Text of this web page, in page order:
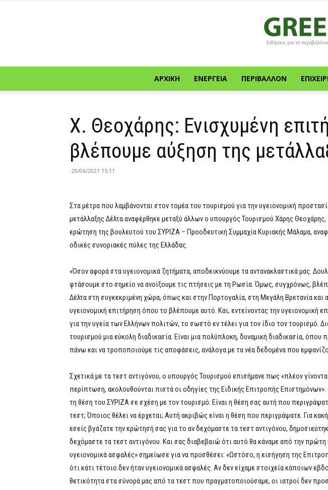
ΑΡΧΙΚΉ ΕΝΈΡΓΕΙΑ ΠΕΡΙΒΆΛΛΟΝ
Χ. Θεοχάρης: Ενισχυμένη
βλέπουμε αύξηση της
29/06/2021 15:11
Στα μέτρα που λαμβάνονται στον τομέα του τουρισμού για την υγειονομική
μετάλλαξης Δέλτα αναφέρθηκε μεταξύ άλλων ο υπουργός Τουρισμού Χάρης
ερώτηση της βουλευτού του ΣΥΡΙΖΑ – Προοδευτική Συμμαχία Κυριακής Μάλαμα,
οδικές συνοριακές πύλες της Ελλάδας.
«Όσον αφορά στα υγειονομικά ζητήματα, αποδεικνύουμε τα αντανακλαστικά μας.
φτάσουμε στο σημείο να ανοίξουμε τις πτήσεις με τη Ρωσία. Όμως, συγχρόνως,
Δέλτα στη συγκεκριμένη χώρα, όπως και στην Πορτογαλία, στη Μεγάλη Βρετανία και
υγειονομική επιτήρηση όπου το βλέπουμε αυτό. Και, εντείνοντας την υγειονομική
για την υγεία των Ελλήνων πολιτών, το σωστό εν τέλει για τον ίδιο τον τουρισμό.
τουρισμού μια εύκολη διαδικασία. Είναι μια πολύπλοκη, δυναμική διαδικασία, όπου
πάνω και να τροποποιούμε τις αποφάσεις, ανάλογα με τα νέα δεδομένα που
Σχετικά με τα τεστ αντιγόνου, ο υπουργός Τουρισμού επισήμανε πως «πλέον
περίπτωση, ακολουθούνται πιστά οι οδηγίες της Ειδικής Επιτροπής
τη θέση του ΣΥΡΙΖΑ σε σχέση με τον τουρισμό. Είναι η θέση σας αυτή που
τεστ; Όποιος θέλει να έρχεται; Αυτή ακριβώς είναι η θέση που περιγράψατε. Για
εσείς βγάζατε την ερώτησή σας για το αν δεχόμαστε τα τεστ αντιγόνου,
δεχόμαστε τα τεστ αντιγόνου. Και σας διαβεβαιώ ότι αυτό θα κάναμε από την πρώτη
υγειονομικά ασφαλές» σημείωσε για να προσθέσει: «Ωστόσο, η εισήγηση της
ότι κάτι τέτοιο δεν ήταν υγειονομικά ασφαλές. Αν δεν είχαμε στοιχεία κάποιων
θετικότητα στα σύνορά μας από τα τεστ που πραγματοποιούσαμε, οι ιατροί δεν